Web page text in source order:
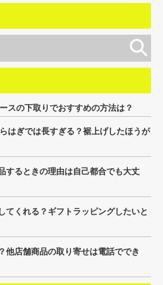
スの下取りでおすすめの方法は？
はぎでは長すぎる？裾上げしたほうが
するときの理由は自己都合でも大丈
てくれる？ギフトラッピングしたいと
他店舗商品の取り寄せは電話ででき